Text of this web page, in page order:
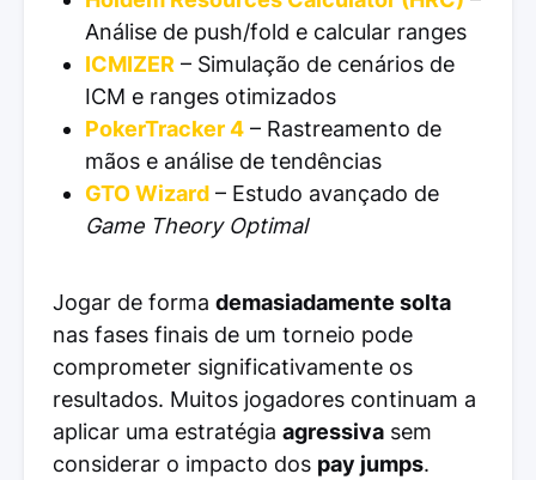
Análise de push/fold e calcular ranges
ICMIZER – Simulação de cenários de
ICM e ranges otimizados
PokerTracker 4 – Rastreamento de
mãos e análise de tendências
GTO Wizard – Estudo avançado de
Game Theory Optimal
Jogar de forma demasiadamente solta
nas fases finais de um torneio pode
comprometer significativamente os
resultados. Muitos jogadores continuam a
aplicar uma estratégia agressiva sem
considerar o impacto dos pay jumps.